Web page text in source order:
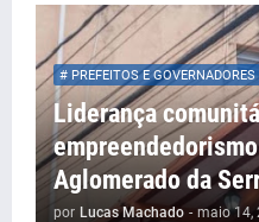
# PREFEITOS E GOVERNADORES
Liderança
Aglomerado da
por Lucas Machado - maio 14,